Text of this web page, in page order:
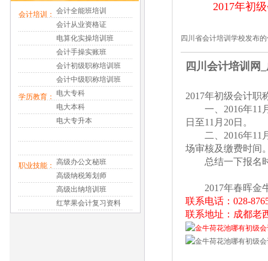
会计培训： 会计全能班培训
会计从业资格证
电算化实操培训班
会计手操实账班
会计初级职称培训班
会计中级职称培训班
学历教育：
电大专科
电大本科
电大专升本
职业技能： 高级办公文秘班
高级纳税筹划师
高级出纳培训班
红苹果会计复习资料
2017年初
四川省会计培训学校发布
四川会计培训网
2017年初级会计职
一、2016年11月
日至11月20日。
二、2016年11月
场审核及缴费时间
总结一下报名时
2017年春晖金牛
联系电话：028-
联系地址：成都老